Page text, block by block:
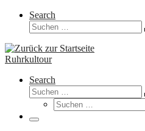
Search
Suche
Ruhrkultour
Search
Suche
Suche
Menü